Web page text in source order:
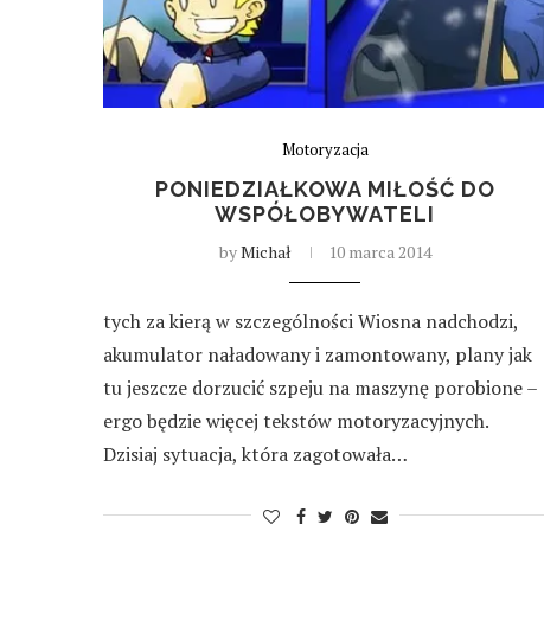
Motoryzacja
PONIEDZIAŁKOWA MIŁOŚĆ DO
WSPÓŁOBYWATELI
byMichał 10 marca 2014
tych za kierą w szczególności Wiosna nadchodzi,
akumulator naładowany i zamontowany, plany jak
tu jeszcze dorzucić szpeju na maszynę porobione –
ergo będzie więcej tekstów motoryzacyjnych.
Dzisiaj sytuacja, która zagotowała…